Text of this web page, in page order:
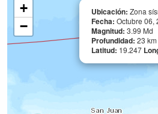
Ubicación: Zona
Fecha: Octubre 06,
Magnitud: 3.99 Md
Profundidad: 23 km
Latitud: 19.247
+
−